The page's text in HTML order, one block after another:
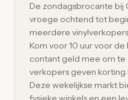
De zondagsbrocante bij
vroege ochtend tot
meerdere
Kom voor 10 uur voor
contant geld mee om te
verkopers geven
Deze wekelijkse markt